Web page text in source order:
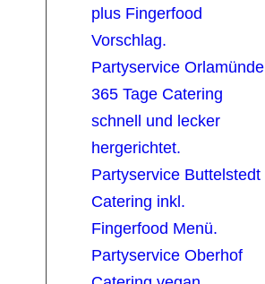
plus Fingerfood
Vorschlag.
Partyservice Orlamünde
365 Tage Catering
schnell und lecker
hergerichtet.
Partyservice Buttelstedt
Catering inkl.
Fingerfood Menü.
Partyservice Oberhof